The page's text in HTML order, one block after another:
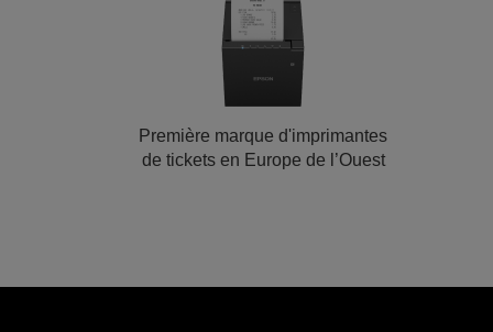
Première marque d'imprimantes
de tickets en Europe de l’Ouest